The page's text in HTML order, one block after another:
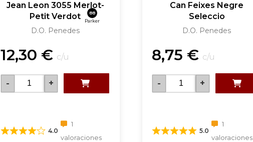
Jean Leon 3055 Merlot-
Petit Verdot
D.O. Penedes
88
Parker
12,30 € c/u
- +
4.0
1
valoraciones
Can Feixes Negre
Seleccio
D.O. Penedes
8,75 € c/u
- +
5.0
1
valoraciones